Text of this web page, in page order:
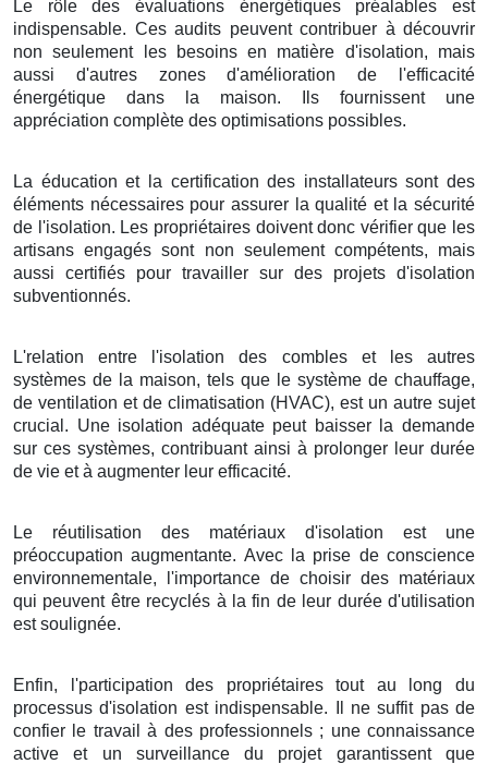
Le rôle des évaluations énergétiques préalables est
indispensable. Ces audits peuvent contribuer à découvrir
non seulement les besoins en matière d'isolation, mais
aussi d'autres zones d'amélioration de l'efficacité
énergétique dans la maison. Ils fournissent une
appréciation complète des optimisations possibles.
La éducation et la certification des installateurs sont des
éléments nécessaires pour assurer la qualité et la sécurité
de l'isolation. Les propriétaires doivent donc vérifier que les
artisans engagés sont non seulement compétents, mais
aussi certifiés pour travailler sur des projets d'isolation
subventionnés.
L'relation entre l'isolation des combles et les autres
systèmes de la maison, tels que le système de chauffage,
de ventilation et de climatisation (HVAC), est un autre sujet
crucial. Une isolation adéquate peut baisser la demande
sur ces systèmes, contribuant ainsi à prolonger leur durée
de vie et à augmenter leur efficacité.
Le réutilisation des matériaux d'isolation est une
préoccupation augmentante. Avec la prise de conscience
environnementale, l'importance de choisir des matériaux
qui peuvent être recyclés à la fin de leur durée d'utilisation
est soulignée.
Enfin, l'participation des propriétaires tout au long du
processus d'isolation est indispensable. Il ne suffit pas de
confier le travail à des professionnels ; une connaissance
active et un surveillance du projet garantissent que